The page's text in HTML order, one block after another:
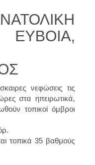
νεφώσεις τις
στα ηπειρωτικά,
τοπικοί όμβροι
τοπικά 35 βαθμούς